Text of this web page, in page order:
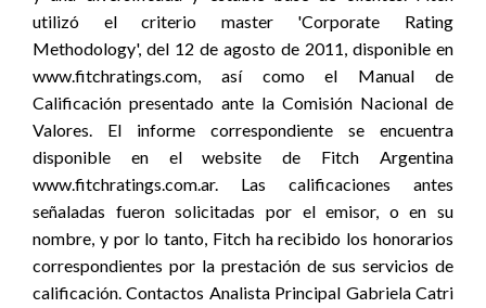
utilizó el criterio master 'Corporate Rating
Methodology', del 12 de agosto de 2011, disponible en
www.fitchratings.com, así como el Manual de
Calificación presentado ante la Comisión Nacional de
Valores. El informe correspondiente se encuentra
disponible en el website de Fitch Argentina
www.fitchratings.com.ar. Las calificaciones antes
señaladas fueron solicitadas por el emisor, o en su
nombre, y por lo tanto, Fitch ha recibido los honorarios
correspondientes por la prestación de sus servicios de
calificación. Contactos Analista Principal Gabriela Catri